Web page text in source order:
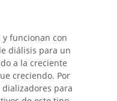
y funcionan con
diálisis para un
a la creciente
creciendo. Por
para